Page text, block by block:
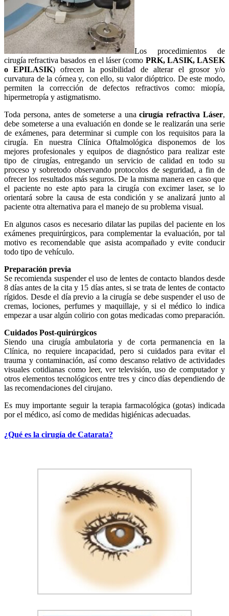
Los procedimientos de
cirugía refractiva basados en el láser (como PRK, LASIK, LASEK
o EPILASIK) ofrecen la posibilidad de alterar el grosor y/o
curvatura de la córnea y, con ello, su valor dióptrico. De este modo,
permiten la corrección de defectos refractivos como: miopía,
hipermetropía y astigmatismo.
Toda persona, antes de someterse a unacirugía refractiva Láser,
debe someterse a una evaluación en donde se le realizarán una serie
de exámenes, para determinar si cumple con los requisitos para la
cirugía. En nuestra Clínica Oftalmológica disponemos de los
mejores profesionales y equipos de diagnóstico para realizar este
tipo de cirugías, entregando un servicio de calidad en todo su
proceso y sobretodo observando protocolos de seguridad, a fin de
ofrecer los resultados más seguros. De la misma manera en caso que
el paciente no este apto para la cirugía con excimer laser, se lo
orientará sobre la causa de esta condición y se analizará junto al
paciente otra alternativa para el manejo de su problema visual.
En algunos casos es necesario dilatar las pupilas del paciente en los
exámenes prequirúrgicos, para complementar la evaluación, por tal
motivo es recomendable que asista acompañado y evite conducir
todo tipo de vehículo.
Preparación previa
Se recomienda suspender el uso de lentes de contacto blandos desde
8 días antes de la cita y 15 días antes, si se trata de lentes de contacto
rígidos. Desde el día previo a la cirugía se debe suspender el uso de
cremas, lociones, perfumes y maquillaje, y si el médico lo indica
empezar a usar algún colirio con gotas medicadas como preparación.
Cuidados Post-quirúrgicos
Siendo una cirugía ambulatoria y de corta permanencia en la
Clínica, no requiere incapacidad, pero si cuidados para evitar el
trauma y contaminación, así como descanso relativo de actividades
visuales cotidianas como leer, ver televisión, uso de computador y
otros elementos tecnológicos entre tres y cinco días dependiendo de
las recomendaciones del cirujano.
Es muy importante seguir la terapia farmacológica (gotas) indicada
por el médico, así como de medidas higiénicas adecuadas.
¿Qué es la cirugía de Catarata?